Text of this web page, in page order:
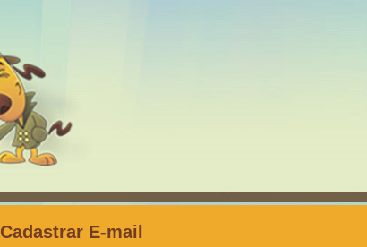
Cadastrar E-mail